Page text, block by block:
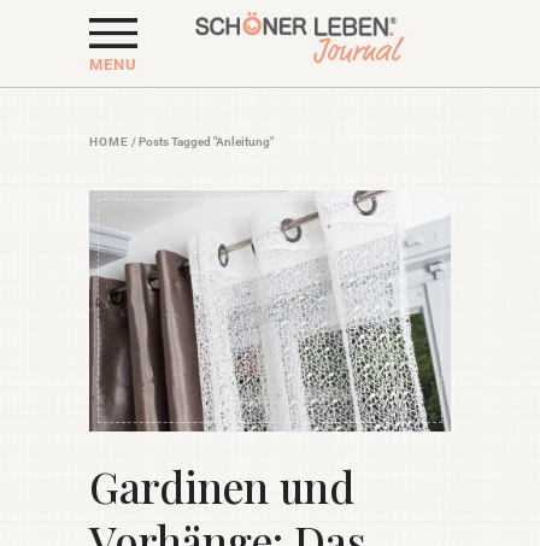
MENU
HOME /Posts Tagged "Anleitung"
Gardinen und